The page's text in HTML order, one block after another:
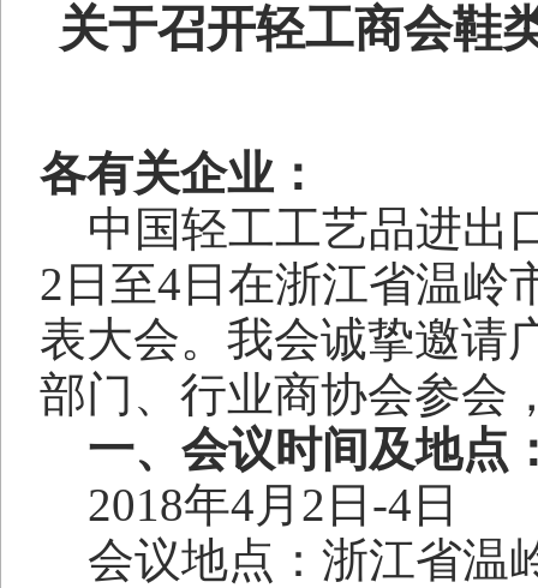
关于召开轻工商会鞋
各有关企业：
中国轻工工艺品进出
2 日至4 日在浙江省温岭
表大会。我会诚挚邀请
部门、行业商协会参会
一、会议时间及地点
2018年4月 2 日 -4 日
会议地点：浙江省温